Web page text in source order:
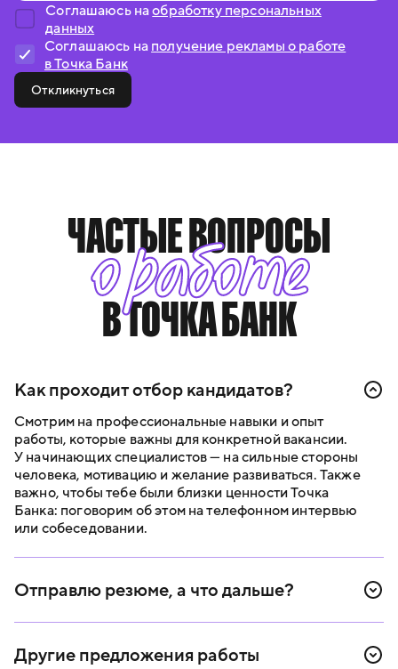
Соглашаюсь наобработку персональных
данных
Соглашаюсь на получение рекламы о работе
в Точка Банк
Откликнуться
ЧАСТЫЕ ВОПРОСЫ
о работе
В ТОЧКА БАНК
Как проходит отбор кандидатов?
Смотрим на профессиональные навыки и опыт
работы, которые важны для конкретной вакансии.
У начинающих специалистов — на сильные стороны
человека, мотивацию и желание развиваться. Также
важно, чтобы тебе были близки ценности Точка
Банка: поговорим об этом на телефонном интервью
или собеседовании.
Отправлю резюме, а что дальше?
В течение двух рабочих дней свяжемся с тобой,
про следующий этап. Обычно это телефонное
Другие предложения работы